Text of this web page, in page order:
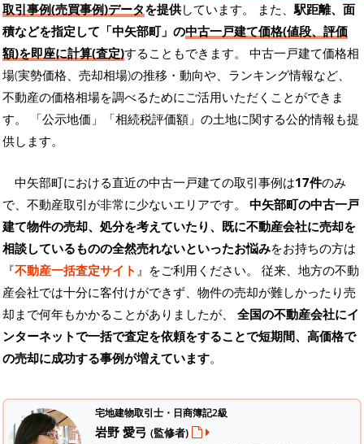
取引事例(売買事例)データを提供しています。 また、駅距離、面
積などを指定して「中矢部町」の中古一戸建て価格(値段、評価
額)を即座に計算(査定)することもできます。 中古一戸建て価格相
場(実勢価格、売却相場)の推移・動向や、ランキング情報など、
不動産の価格相場を調べるためにご活用いただくことができま
す。
「公示地価」「相続税評価額」の土地に関する公的情報も提
供します。
中矢部町における直近の中古一戸建ての取引事例は17件のみ
で、不動産取引が非常に少ないエリアです。 中矢部町の中古一戸
建て物件の売却、処分を考えていたり、既に不動産会社に売却を
相談しているものの全然売れないといったお悩みをお持ちの方は
『不動産一括査定サイト 』をご利用ください。 従来、地方の不動
産会社では十分に客付けができず、物件の売却が難しかったり売
却まで何年もかかることがありましたが、 全国の不動産会社にイ
ンターネットで一括で査定を依頼をすることで短期間、高価格で
の売却に成功する事例が増えています。
宅地建物取引士・日商簿記2級
岩野 愛弓 (監修者)